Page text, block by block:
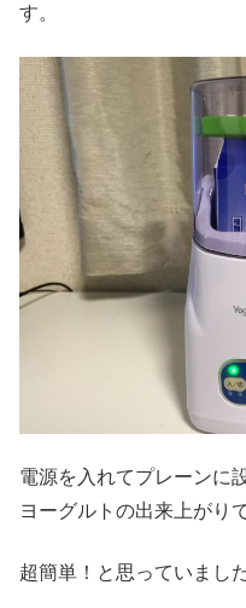
す。
電源を入れてプレーンに
ヨーグルトの出来上がり
超簡単！と思っていました